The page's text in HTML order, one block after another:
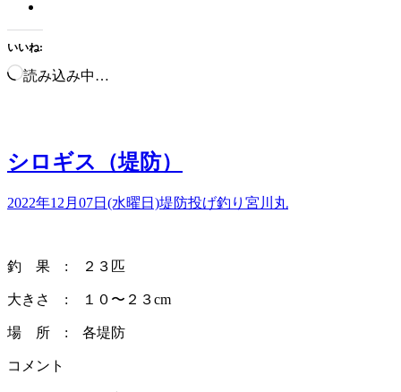
いいね:
読み込み中…
シロギス（堤防）
2022年12月07日(水曜日)堤防投げ釣り 宮川丸
釣 果 : ２３匹
大きさ : １０〜２３cm
場 所 : 各堤防
コメント